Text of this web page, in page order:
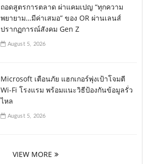
ถอดสูตรการตลาด ผ่าแคมเปญ “ทุกความ
พยายาม…มีค่าเสมอ” ของ OR ผ่านเลนส์
ปรากฏการณ์สังคม Gen Z
August 5, 2026
Microsoft เตือนภัย แฮกเกอร์พุ่งเป้าโจมตี
Wi-Fi โรงแรม พร้อมแนะวิธีป้องกันข้อมูลรั่ว
ไหล
August 5, 2026
VIEW MORE